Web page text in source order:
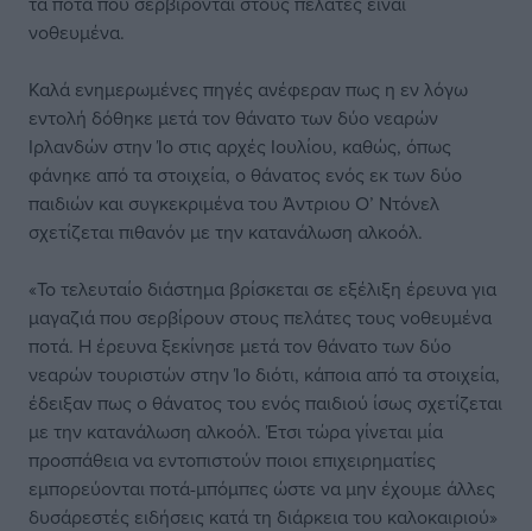
νοθευμένα.
Καλά ενημερωμένες πηγές ανέφεραν πως η εν λόγω
εντολή δόθηκε μετά τον θάνατο των δύο νεαρών
Ιρλανδών στην Ίο στις αρχές Ιουλίου, καθώς, όπως
φάνηκε από τα στοιχεία, ο θάνατος ενός εκ των δύο
παιδιών και συγκεκριμένα του Άντριου Ο’ Ντόνελ
σχετίζεται πιθανόν με την κατανάλωση αλκοόλ.
«Το τελευταίο διάστημα βρίσκεται σε εξέλιξη έρευνα για
μαγαζιά που σερβίρουν στους πελάτες τους νοθευμένα
ποτά. Η έρευνα ξεκίνησε μετά τον θάνατο των δύο
νεαρών τουριστών στην Ίο διότι, κάποια από τα στοιχεία,
έδειξαν πως ο θάνατος του ενός παιδιού ίσως σχετίζεται
με την κατανάλωση αλκοόλ. Έτσι τώρα γίνεται μία
προσπάθεια να εντοπιστούν ποιοι επιχειρηματίες
εμπορεύονται ποτά-μπόμπες ώστε να μην έχουμε άλλες
δυσάρεστές ειδήσεις κατά τη διάρκεια του καλοκαιριού»